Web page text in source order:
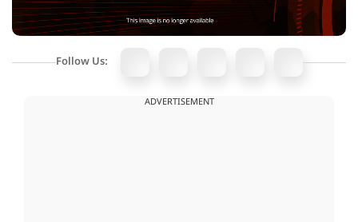
Follow Us:
ADVERTISEMENT